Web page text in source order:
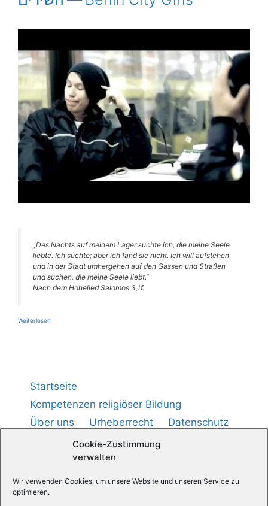
Cookie-Zustimmung
verwalten
Wir verwenden Cookies, um unsere Website und unseren Service zu
optimieren.
„Des Nachts auf mei­nem Lager such­te ich, die mei­ne See­le
lieb­te. Ich such­te; aber ich fand sie nicht. Ich will auf­ste­hen
und in der Stadt umher­ge­hen auf den Gas­sen und Stra­ßen
und suchen, die mei­ne See­le liebt.”
Nach dem Hohe­lied Salo­mos 3,1f.
Wei­ter­le­sen
Startseite
Kompetenzen religiöser Bildung
Über uns
Urheberrecht
Datenschutz
Impressum
Cookie-Richtlinie (
Medienpädagogik — Praxis